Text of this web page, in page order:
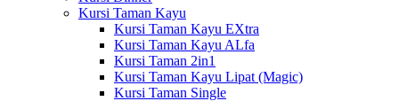
Kursi Taman Kayu
Kursi Taman Kayu EXtra
Kursi Taman Kayu ALfa
Kursi Taman 2in1
Kursi Taman Kayu Lipat (Magic)
Kursi Taman Single